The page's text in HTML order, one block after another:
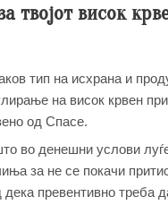
твојот висок
тип на исхрана и
на висок крвен
од Спасе.
во денешни услови
за не се покачи
превентивно треба